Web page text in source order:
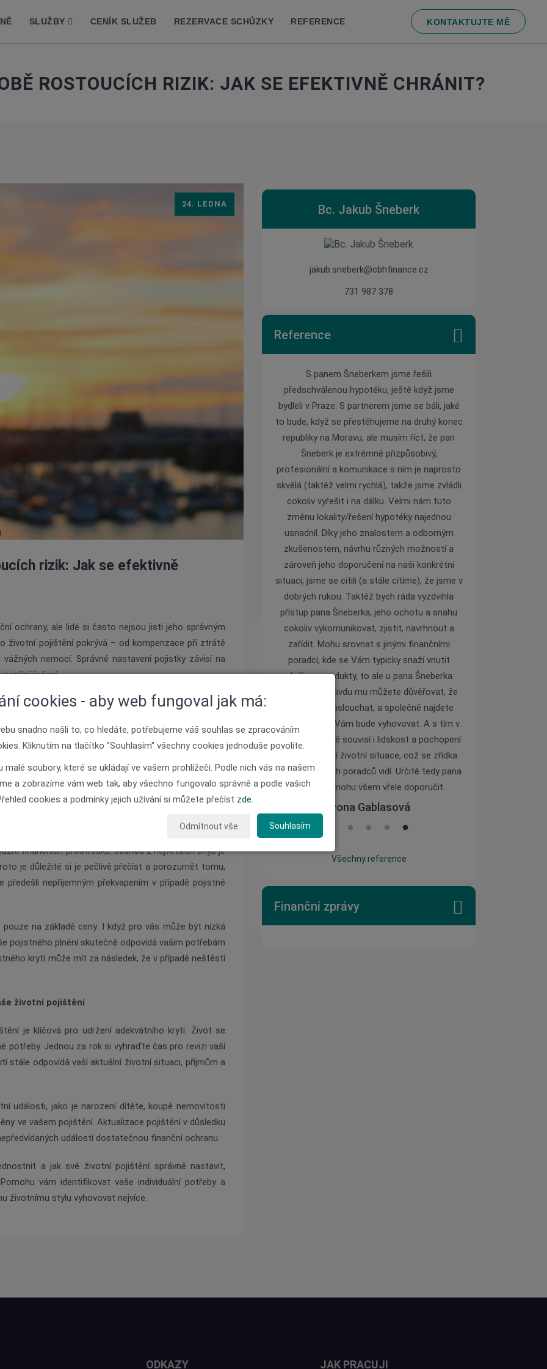
SLUŽBY CENÍK SLUŽEB REZERVACE SCHŮZKY REFERENCE KONTAKTUJTE MĚ
ROSTOUCÍCH RIZIK: JAK SE EFEKTIVNĚ CHRÁNIT?
rizik: Jak se efektivně
24. LEDNA
ochrany, ale lidé si často nejsou jisti jeho správným
životní pojištění pokrývá – od kompenzace při ztrátě
nemocí. Správné nastavení pojistky závisí na
řešení.
reflektovat vaši životní situaci a finanční závazky.
potřeby než osoba s rodinou a s hypotékou.
plánu a pojišťovny. S ohledem na narůstající
různých pojišťoven a zvážit, jaké benefity a krytí
pojištění
některé běžné chyby, které mohou vést k
finančních prostředků. Jednou z největších chyb je
je důležité si je pečlivě přečíst a porozumět tomu,
nepříjemným překvapením v případě pojistné
na základě ceny. I když pro vás může být nízká
pojistného plnění skutečně odpovídá vašim potřebám
krytí může mít za následek, že v případě neštěstí
životní pojištění
je klíčová pro udržení adekvátního krytí. Život se
potřeby. Jednou za rok si vyhraďte čas pro revizi vaší
stále odpovídá vaší aktuální životní situaci, příjmům a
události, jako je narození dítěte, koupě nemovitosti
ve vašem pojištění. Aktualizace pojištění v důsledku
událostí dostatečnou finanční ochranu.
a jak své životní pojištění správně nastavit,
vám identifikovat vaše individuální potřeby a
životnímu stylu vyhovovat nejvíce.
Bc. Jakub Šneberk
jakub.sneberk@cbhfinance.cz
731 987 378
Reference
jsme byli s
Připravenost
naši hypotéku a
neuvěřitelná. Vždy
obratem. Vše
extrémní rychlostí
Z našeho pohledu
služeb, se kterým
Pokud budete
narazíte,
doporučujeme.
Šneberka. Vše co jsem potřeboval, vyřešil
rychle, kvalitně a podle mých představ.
Radim Jeřábek
S panem Šneberkem jsme řešili
předschválenou hypotéku, ještě když jsme
bydleli v Praze. S partnerem jsme se báli, jaké
to bude, když se přestěhujeme na druhý konec
republiky na Moravu, ale musím říct, že pan
Šneberk je extrémně přizpůsobivý,
profesionální a komunikace s ním je naprosto
skvělá (taktéž velmi rychlá), takže jsme zvládli
cokoliv vyřešit i na dálku. Velmi nám tuto
změnu lokality/řešení hypotéky najednou
usnadnil. Díky jeho znalostem a odborným
zkušenostem, návrhu různých možností a
zároveň jeho doporučení na naši konkrétní
situaci, jsme se cítili (a stále cítíme), že jsme v
dobrých rukou. Taktéž bych ráda vyzdvihla
přístup pana Šneberka, jeho ochotu a snahu
cokoliv vykomunikovat, zjistit, navrhnout a
zařídit. Mohu srovnat s jinými finančními
poradci, kde se Vám typicky snaží vnutit
služby a produkty, to ale u pana Šneberka
nehrozí a opravdu mu můžete důvěřovat, že
Vám bude naslouchat, a společně najdete
přesně to, co Vám bude vyhovovat. A s tím v
neposlední řadě souvisí i lidskost a pochopení
Vaší konkrétní životní situace, což se zřídka
kdy u finančních poradců vidí. Určitě tedy pana
Šneberka mohu všem vřele doporučit.
Ivona Gablasová
Všechny reference
Finanční zprávy
ODKAZY JAK PRACUJI
cookies - aby web fungoval jak má:
snadno našli to, co hledáte, potřebujeme váš souhlas se zpracováním
Kliknutím na tlačítko "Souhlasím" všechny cookies jednoduše povolíte.
malé soubory, které se ukládají ve vašem prohlížeči. Podle nich vás na našem
a zobrazíme vám web tak, aby všechno fungovalo správně a podle vašich
cookies a podmínky jejich užívání si můžete přečíst zde.
Souhlasím
Odmítnout vše